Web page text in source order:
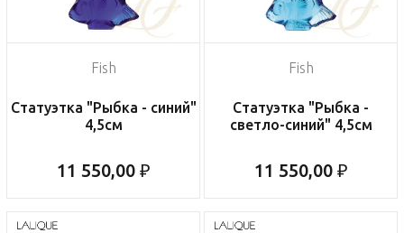
Fish
Статуэтка "Рыбка - синий"
4,5см
11 550,00 ₽
Fish
Статуэтка "Рыбка -
светло-синий" 4,5см
11 550,00 ₽